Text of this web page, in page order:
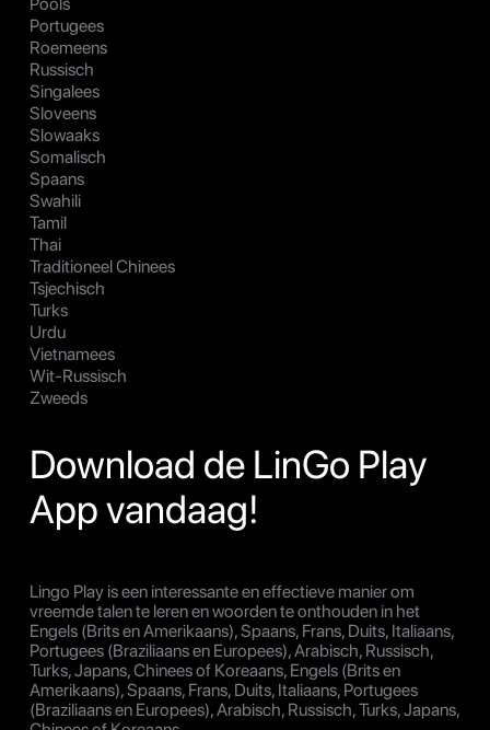
Portugees
Roemeens
Russisch
Singalees
Sloveens
Slowaaks
Somalisch
Spaans
Swahili
Tamil
Thai
Traditioneel Chinees
Tsjechisch
Turks
Urdu
Vietnamees
Wit-Russisch
Zweeds
Download de LinGo Play
App vandaag!
Lingo Play is een interessante en effectieve manier om
vreemde talen te leren en woorden te onthouden in het
Engels (Brits en Amerikaans), Spaans, Frans, Duits, Italiaans,
Portugees (Braziliaans en Europees), Arabisch, Russisch,
Turks, Japans, Chinees of Koreaans, Engels (Brits en
Amerikaans), Spaans, Frans, Duits, Italiaans, Portugees
(Braziliaans en Europees), Arabisch, Russisch, Turks, Japans,